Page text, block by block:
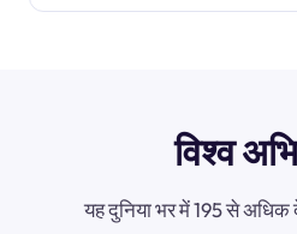
विश्व
यह दुनिया भर में 195 से अधिक